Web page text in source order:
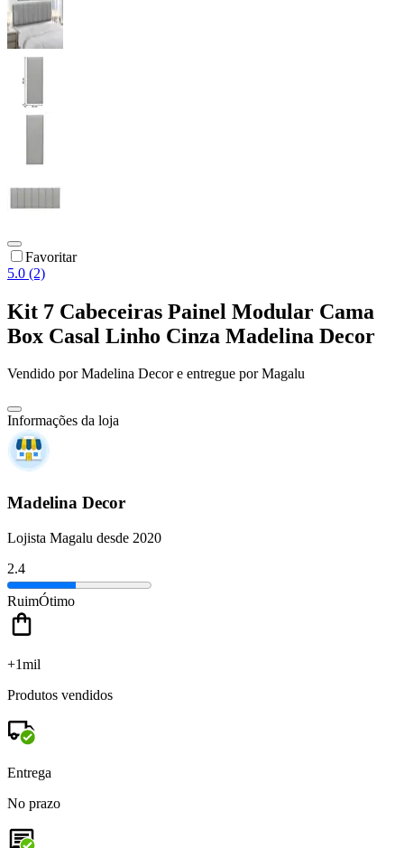
Favoritar
5.0 (2)
Kit 7 Cabeceiras Painel Modular Cama
Box Casal Linho Cinza Madelina Decor
Vendido porMadelina Decore entregue por Magalu
Informações da loja
Madelina Decor
Lojista Magalu desde 2020
2.4
RuimÓtimo
+1mil
Produtos vendidos
Entrega
No prazo